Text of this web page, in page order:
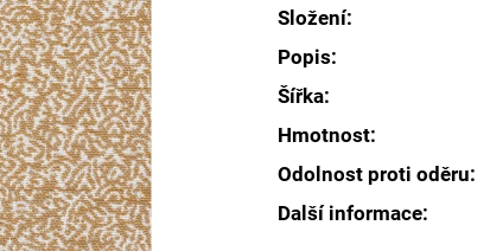
5
hvězdiček.
Složení:
Popis:
Šířka:
Hmotnost:
Odolnost proti oděru:
Další informace:
Doporučujeme